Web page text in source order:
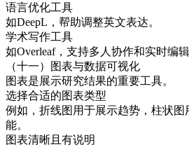
语言优化工具
如DeepL，帮助调整英文表达。
学术写作工具
如Overleaf，支持多人协作和实时编辑
（十一）图表与数据可视化
图表是展示研究结果的重要工具。
选择合适的图表类型
例如，折线图用于展示趋势，柱状图
能。
图表清晰且有说明